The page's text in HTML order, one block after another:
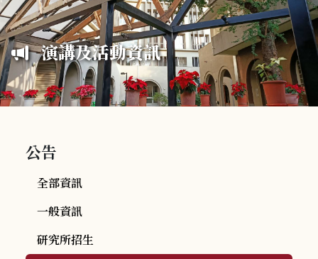
演講及活動資訊
公告
全部資訊
一般資訊
研究所招生